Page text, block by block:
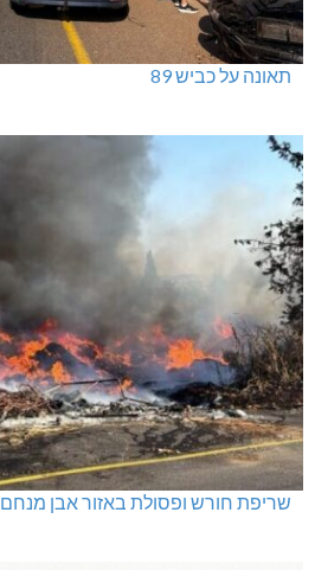
תאונה על כביש 89
שריפת חורש ופסולת באזור אבן מנחם